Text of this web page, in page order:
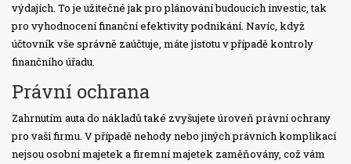
výdajích. To je užitečné jak pro plánování budoucích investic, tak
pro vyhodnocení finanční efektivity podnikání. Navíc, když
účtovník vše správně zaúčtuje, máte jistotu v případě kontroly
finančního úřadu.
Právní ochrana
Zahrnutím auta do nákladů také zvyšujete úroveň právní ochrany
pro vaši firmu. V případě nehody nebo jiných právních komplikací
nejsou osobní majetek a firemní majetek zaměňovány, což vám